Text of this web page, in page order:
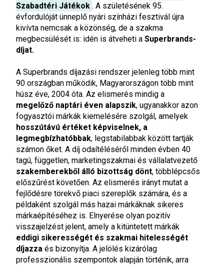
Szabadtéri Játékok . A születésének 95.
évfordulóját ünneplő nyári színházi fesztivál újra
kivívta nemcsak a közönség, de a szakma
megbecsülését is: idén is átveheti a Superbrands-
díjat.
A Superbrands díjazási rendszer jelenleg több mint
90 országban működik, Magyarországon több mint
húsz éve, 2004 óta. Az elismerés mindig a
megelőző naptári éven alapszik, ugyanakkor azon
fogyasztói márkák kiemelésére szolgál, amelyek
hosszútávú értéket képviselnek, a
legmegbízhatóbbak, legstabilabbak között tartják
számon őket. A díj odaítéléséről minden évben 40
tagú, független, marketingszakmai és vállalatvezető
szakemberekből álló bizottság dönt, többlépcsős
előszűrést követően. Az elismerés irányt mutat a
fejlődésre törekvő piaci szereplők számára, és a
példaként szolgál más hazai márkáknak sikeres
márkaépítéséhez is. Elnyerése olyan pozitív
visszajelzést jelent, amely a kitüntetett márkák
eddigi sikerességét és szakmai hitelességét
díjazza és bizonyítja. A jelölés kizárólag
professzionális szempontok alapján történik, arra